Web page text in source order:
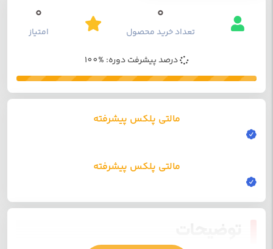
0
تعداد خرید محصول
0
امتیاز
درصد پیشرفت دوره: %100
مالتی پلکس پیشرفته
مالتی پلکس پیشرفته